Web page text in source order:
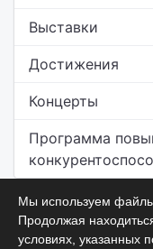
Выставки
Достижения
Концерты
Программа
Мы используем файлы
Продолжая
условиях, указанных